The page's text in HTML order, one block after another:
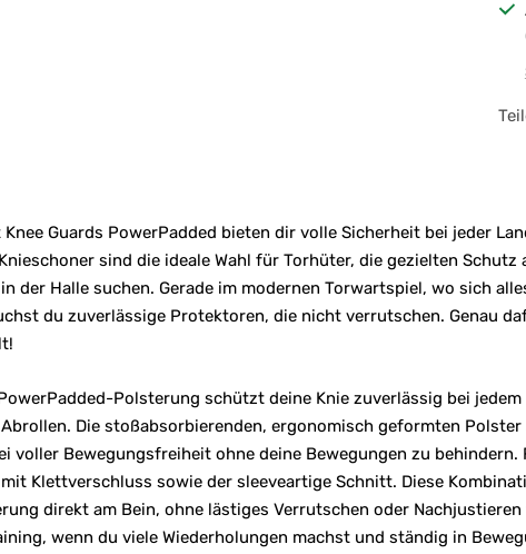
Knee Guards PowerPadded bieten dir volle Sicherheit bei jeder
sind die ideale Wahl für Torhüter, die gezielten Schutz
der Halle suchen. Gerade im modernen Torwartspiel, wo sich
du zuverlässige Protektoren, die nicht verrutschen. Genau
Polsterung schützt deine Knie zuverlässig bei
Die stoßabsorbierenden, ergonomisch geformten
voller Bewegungsfreiheit ohne deine Bewegungen zu
Klettverschluss sowie der sleeveartige Schnitt. Diese
direkt am Bein, ohne lästiges Verrutschen oder
wenn du viele Wiederholungen machst und ständig in